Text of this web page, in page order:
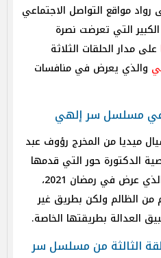
مواقع التواصل الاجتماعي
التي تعرضت نصرة
على مدار الحلقات الثلاثة
والذي يعرض في منافسات
مسلسل سر إلهي
ميديا من المخرج رؤوف عبد
الدكتورة حور التي قدمها
روجينا في مسلسل "انحراف" الذي عرض في رمضان 2021،
الظالم ولكن بطريق غير
العدالة بطريقتها الخاصة.
الثالثة من مسلسل سر